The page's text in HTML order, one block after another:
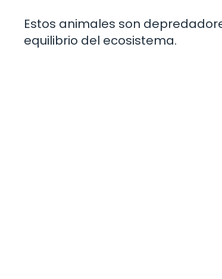
Estos animales son
equilibrio del ecosistema.